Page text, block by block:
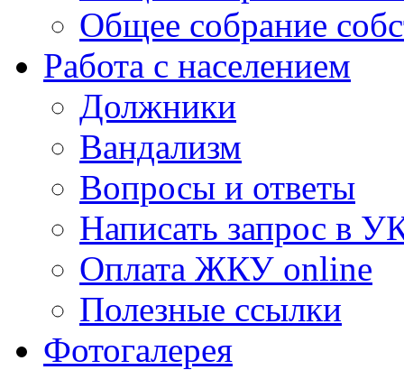
Общее собрание
Работа с населением
Должники
Вандализм
Вопросы и ответы
Написать запрос в
Оплата ЖКУ online
Полезные ссылки
Фотогалерея